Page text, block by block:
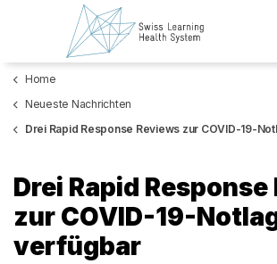
Zum Hauptinhalt
Neueste Nachrichten
Das Projekt
Kurse
Über uns
Home
Neueste Nachrichten
Drei Rapid Response Reviews zur COVID-19-
Drei Rapid
zur COVID-19-
verfügbar